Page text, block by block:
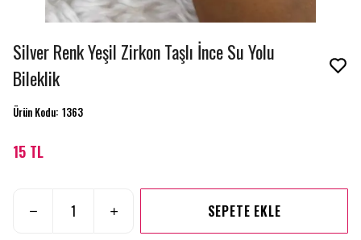
Silver Renk Yeşil Zirkon Taşlı İnce Su Yolu
Bileklik
Ürün Kodu: 1363
15 TL
SEPETE EKLE